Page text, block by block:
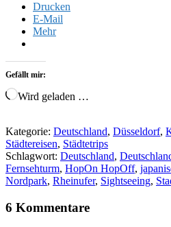
Drucken
E-Mail
Mehr
Gefällt mir:
Wird geladen …
Kategorie: Deutschland, Düsseldorf,
Städtereisen, Städtetrips
Schlagwort: Deutschland,
Fernsehturm, HopOn HopOff,
Nordpark, Rheinufer, Sightseeing,
6 Kommentare